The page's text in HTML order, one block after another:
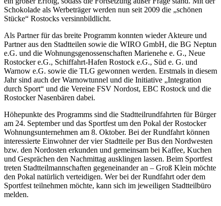
Schokolade als Werbeträger werden nun seit 2009 die „schönen
Stücke“ Rostocks versinnbildlicht.
Als Partner für das breite Programm konnten wieder Akteure und
Partner aus den Stadtteilen sowie die WIRO GmbH, die BG Neptun
e.G. und die Wohnungsgenossenschaften Marienehe e. G., Neue
Rostocker e.G., Schiffahrt-Hafen Rostock e.G., Süd e. G. und
Warnow e.G. sowie die TLG gewonnen werden. Erstmals in diesem
Jahr sind auch der Warnowtunnel und die Initiative „Integration
durch Sport“ und die Vereine FSV Nordost, EBC Rostock und die
Rostocker Nasenbären dabei.
Höhepunkte des Programms sind die Stadtteilrundfahrten für Bürger
am 24. September und das Sportfest um den Pokal der Rostocker
Wohnungsunternehmen am 8. Oktober. Bei der Rundfahrt können
interessierte Einwohner der vier Stadtteile per Bus den Nordwesten
bzw. den Nordosten erkunden und gemeinsam bei Kaffee, Kuchen
und Gesprächen den Nachmittag ausklingen lassen. Beim Sportfest
treten Stadtteilmannschaften gegeneinander an – Groß Klein möchte
den Pokal natürlich verteidigen. Wer bei der Rundfahrt oder dem
Sportfest teilnehmen möchte, kann sich im jeweiligen Stadtteilbüro
melden.